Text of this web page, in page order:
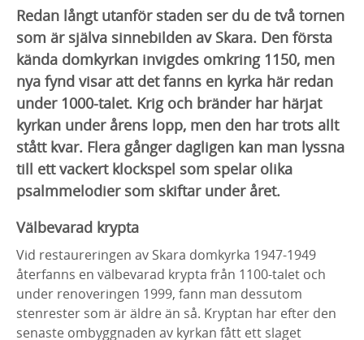
Redan långt utanför staden ser du de två tornen
som är själva sinnebilden av Skara. Den första
kända domkyrkan invigdes omkring 1150, men
nya fynd visar att det fanns en kyrka här redan
under 1000-talet. Krig och bränder har härjat
kyrkan under årens lopp, men den har trots allt
stått kvar. Flera gånger dagligen kan man lyssna
till ett vackert klockspel som spelar olika
psalmmelodier som skiftar under året.
Välbevarad krypta
Vid restaureringen av Skara domkyrka 1947-1949
återfanns en välbevarad krypta från 1100-talet och
under renoveringen 1999, fann man dessutom
stenrester som är äldre än så. Kryptan har efter den
senaste ombyggnaden av kyrkan fått ett slaget